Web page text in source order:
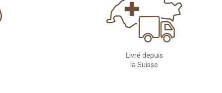
Livré depuis
la Suisse